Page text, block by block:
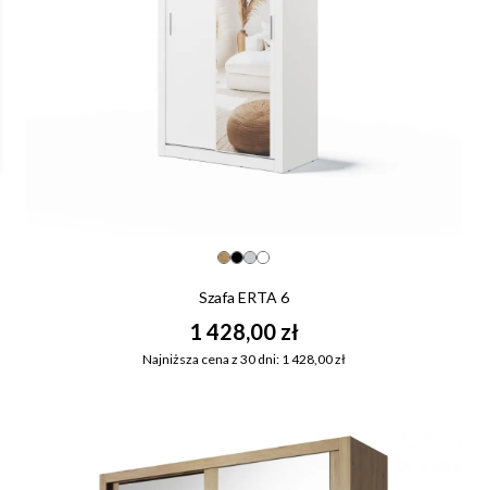
Szafa ERTA 6
1 428,00 zł
Najniższa cena z 30 dni: 1 428,00 zł